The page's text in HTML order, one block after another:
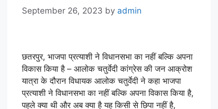
September 26, 2023 by admin
छतरपुर, भाजपा प्रत्याशी ने विधानसभा का नहीं बल्कि अपना
विकास किया है – आलोक चतुर्वेदी कांग्रेस की जन आक्रोश
यात्रा के दौरान विधायक आलोक चतुर्वेदी ने कहा भाजपा
प्रत्याशी ने विधानसभा का नहीं बल्कि अपना विकास किया है,
पहले क्या थी और अब क्या है यह किसी से छिपा नहीं है,